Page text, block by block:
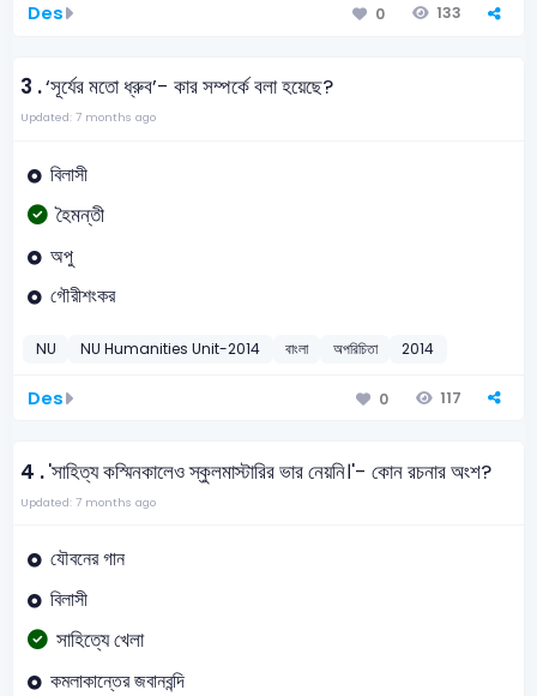
Des 0 133
3 .‘সূর্যের মতো ধ্রুব’- কার সম্পর্কে বলা হয়েছে?
Updated: 7 months ago
বিলাসী
হৈমন্তী
অপু
গৌরীশংকর
NU NU Humanities Unit-2014 বাংলা অপরিচিতা 2014
Des 0 117
4 .'সাহিত্য কস্মিনকালেও স্কুলমাস্টারির ভার নেয়নি।'- কোন রচনার অংশ?
Updated: 7 months ago
যৌবনের গান
বিলাসী
সাহিত্যে খেলা
কমলাকান্তের জবানবন্দি